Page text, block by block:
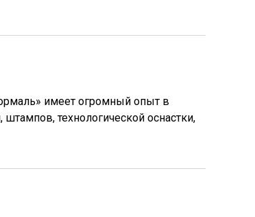
имеет огромный опыт в
технологической оснастки,